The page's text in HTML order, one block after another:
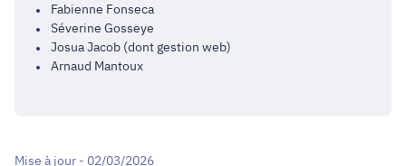
Fabienne Fonseca
Séverine Gosseye
Josua Jacob (dont gestion web)
Arnaud Mantoux
Mise à jour - 02/03/2026